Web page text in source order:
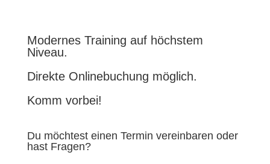
Modernes Training auf höchstem
Niveau.
Direkte Onlinebuchung möglich.
Komm vorbei!
Du möchtest einen Termin vereinbaren oder
hast Fragen?